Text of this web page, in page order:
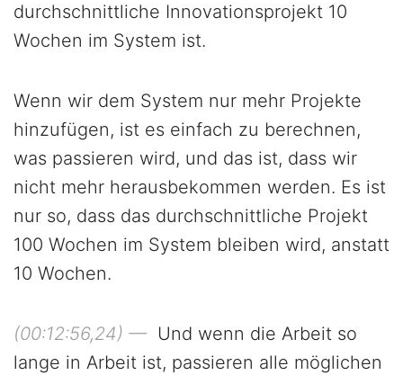
durchschnittliche Innovationsprojekt 10
Wochen im System ist.
Wenn wir dem System nur mehr Projekte
hinzufügen, ist es einfach zu berechnen,
was passieren wird, und das ist, dass wir
nicht mehr herausbekommen werden. Es ist
nur so, dass das durchschnittliche Projekt
100 Wochen im System bleiben wird, anstatt
10 Wochen.
(00:12:56,24) —Und wenn die Arbeit so
lange in Arbeit ist, passieren alle möglichen